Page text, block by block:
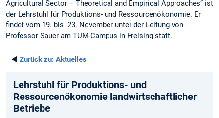
Agricultural Sector – Theoretical and Empirical Approaches” ist
der Lehrstuhl für Produktions- und Ressourcenökonomie. Er
findet vom 19. bis 23. November unter der Leitung von
Professor Sauer am TUM-Campus in Freising statt.
◄ Zurück zu: Aktuelles
Lehrstuhl für Produktions- und
Ressourcenökonomie landwirtschaftlicher
Betriebe